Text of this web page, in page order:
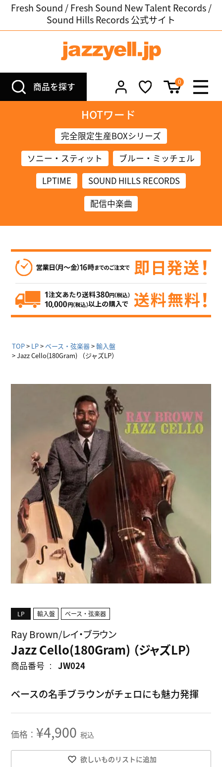
Fresh Sound / Fresh Sound New Talent Records /
Sound Hills Records 公式サイト
商品を探す 0
HOTワード
完全限定生産BOXシリーズ
ソニー・スティット
ブルー・ミッチェル
LPTIME
SOUND HILLS RECORDS
配信中楽曲
TOP LP ベース・弦楽器
輸入盤
Jazz Cello(180Gram) （ジャズLP）
LP 輸入盤 ベース・弦楽器
Ray Brown/レイ・ブラウン
Jazz Cello(180Gram) （ジャズLP）
商品番号 JW024
ベースの名手ブラウンがチェロにも魅力発揮
¥4,900 税込
欲しいものリストに追加